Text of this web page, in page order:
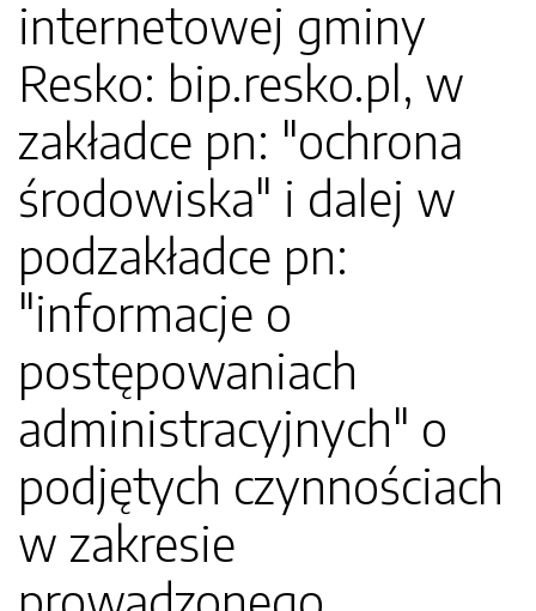
internetowej gminy
Resko: bip.resko.pl, w
zakładce pn: "ochrona
środowiska" i dalej w
podzakładce pn:
"informacje o
postępowaniach
administracyjnych" o
podjętych czynnościach
w zakresie